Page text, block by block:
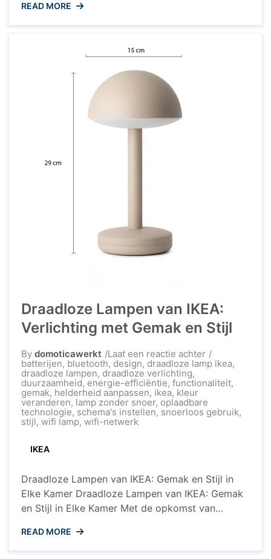
beïnvloedt niet alleen de sfeer en het comfort in
onze huizen, maar kan ook bijdragen aan
van slimme technologieën is ...
READ MORE
Draadloze Lampen van IKEA:
Verlichting met Gemak en Stijl
By domoticawerkt Laat een reactie achterop
Draadloze
van
Verlichting
met
Gemak
batterijen, bluetooth, design, draadloze lamp ikea,
draadloze lampen, draadloze verlichting,
duurzaamheid, energie-efficiëntie, functionaliteit,
gemak, helderheid aanpassen, ikea, kleur
veranderen, lamp zonder snoer, oplaadbare
technologie, schema's instellen, snoerloos gebruik,
stijl, wifi lamp, wifi-netwerk
IKEA
Draadloze Lampen van IKEA: Gemak en Stijl in
Elke Kamer Draadloze Lampen van IKEA: Gemak
en Stijl in Elke Kamer Met de opkomst van
wordt het steeds eenvoudiger om je huis te
transformeren in een slimme en sfeervolle
READ MORE